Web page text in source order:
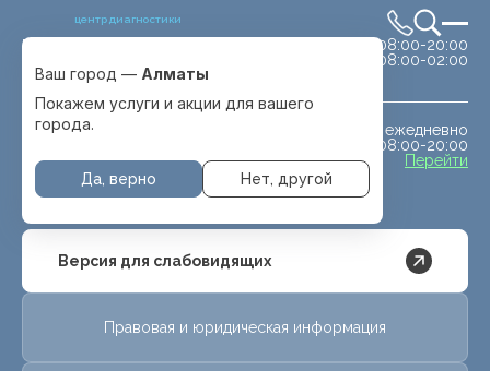
центр диагностики
Выбрать город
с. Отеген батыра
сб-вс 08:00-20:00
08:00-02:00
ежедневно
08:00-20:00
Перейти
Ваш город — Алматы
Покажем услуги и акции для вашего
города.
Да, верно Нет, другой
Версия для слабовидящих
Правовая и юридическая информация